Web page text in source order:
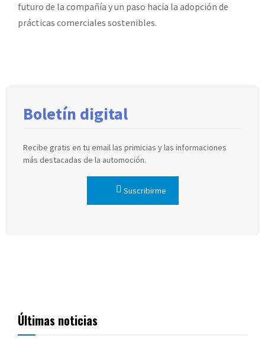
futuro de la compañía y un paso hacia la adopción de
prácticas comerciales sostenibles.
Boletín digital
Recibe gratis en tu email las primicias y las informaciones
más destacadas de la automoción.
Suscribirme
Últimas noticias